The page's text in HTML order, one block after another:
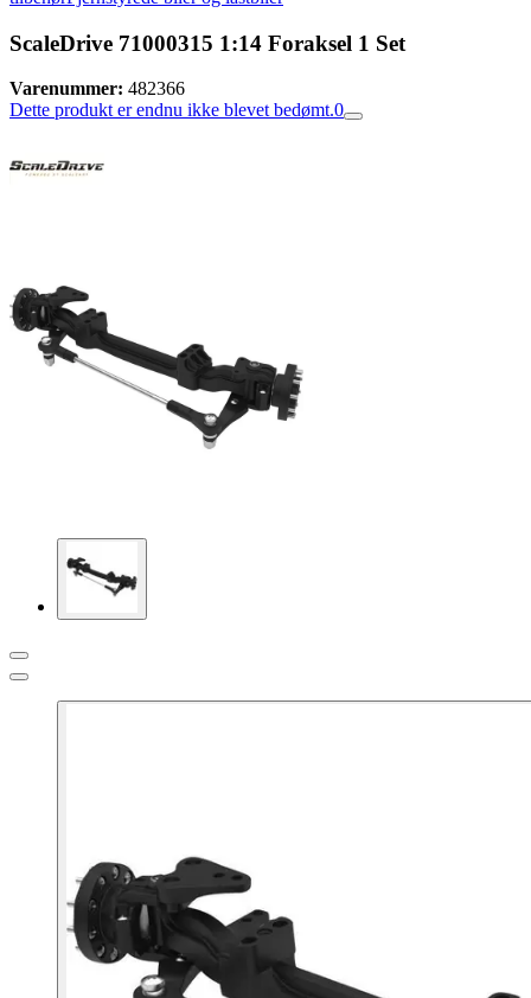
ScaleDrive 71000315 1:14 Foraksel 1 Set
Varenummer: 482366
Dette produkt er endnu ikke blevet bedømt.0